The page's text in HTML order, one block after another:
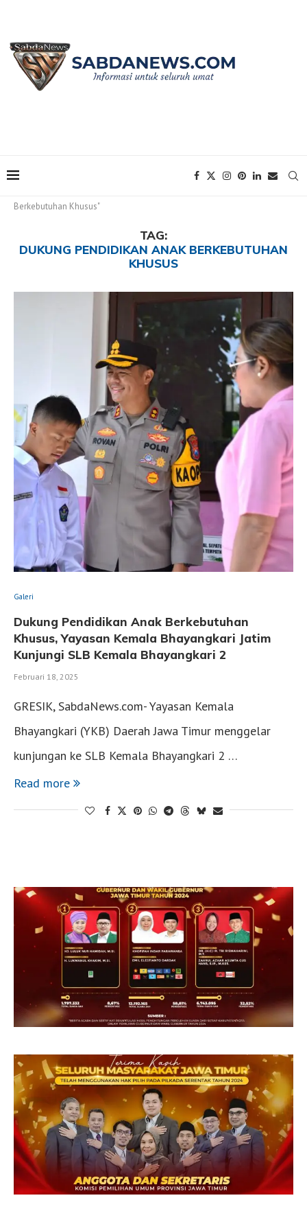
Berkebutuhan Khusus"
TAG:
DUKUNG PENDIDIKAN ANAK BERKEBUTUHAN
KHUSUS
Galeri
Dukung Pendidikan Anak Berkebutuhan
Khusus, Yayasan Kemala Bhayangkari Jatim
Kunjungi SLB Kemala Bhayangkari 2
Februari 18, 2025
GRESIK, SabdaNews.com- Yayasan Kemala
Bhayangkari (YKB) Daerah Jawa Timur menggelar
kunjungan ke SLB Kemala Bhayangkari 2 …
Read more